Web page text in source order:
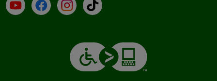
YouTube (en inglés)
Facebook (en inglés)
Instagram (en inglés)
TikTok